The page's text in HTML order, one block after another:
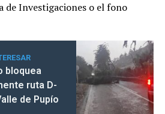
de Investigaciones o el fono
bloquea
ruta D-
de Pupío